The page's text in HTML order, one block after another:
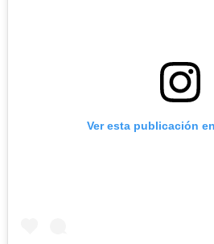
Ver esta publicación